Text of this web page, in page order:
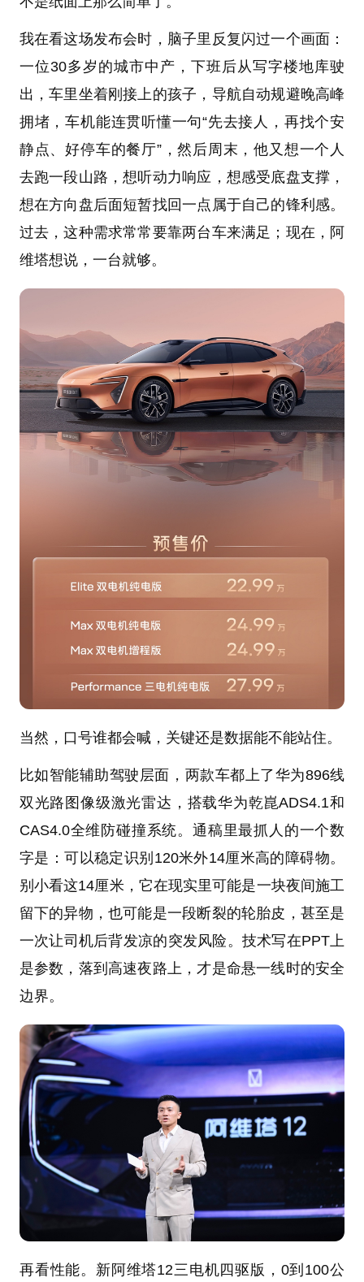
我在看这场发布会时，脑子里反复闪过一个画面：
一位30多岁的城市中产，下班后从写字楼地库驶
出，车里坐着刚接上的孩子，导航自动规避晚高峰
拥堵，车机能连贯听懂一句“先去接人，再找个安
静点、好停车的餐厅”，然后周末，他又想一个人
去跑一段山路，想听动力响应，想感受底盘支撑，
想在方向盘后面短暂找回一点属于自己的锋利感。
过去，这种需求常常要靠两台车来满足；现在，阿
维塔想说，一台就够。
当然，口号谁都会喊，关键还是数据能不能站住。
比如智能辅助驾驶层面，两款车都上了华为896线
双光路图像级激光雷达，搭载华为乾崑ADS4.1和
CAS4.0全维防碰撞系统。通稿里最抓人的一个数
字是：可以稳定识别120米外14厘米高的障碍物。
别小看这14厘米，它在现实里可能是一块夜间施工
留下的异物，也可能是一段断裂的轮胎皮，甚至是
一次让司机后背发凉的突发风险。技术写在PPT上
是参数，落到高速夜路上，才是命悬一线时的安全
边界。
再看性能。新阿维塔12三电机四驱版，0到100公